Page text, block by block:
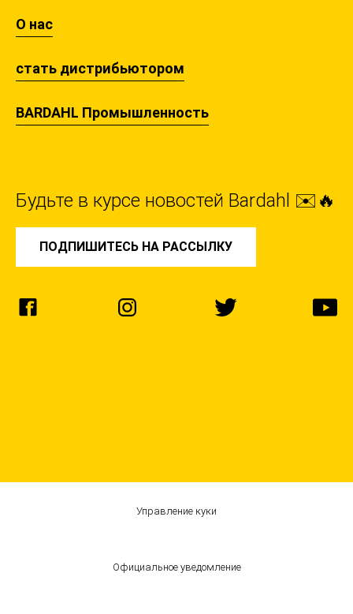
О нас
стать дистрибьютором
BARDAHL Промышленность
Будьте в курсе новостей Bardahl ✉️🔥
ПОДПИШИТЕСЬ НА РАССЫЛКУ
Управление куки
Официальное уведомление